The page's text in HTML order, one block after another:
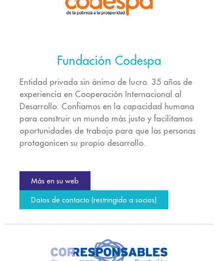
Fundación Codespa
Entidad privada sin ánimo de lucro. 35 años de
experiencia en Cooperación Internacional al
Desarrollo. Confiamos en la capacidad humana
para construir un mundo más justo y facilitamos
oportunidades de trabajo para que las personas
protagonicen su propio desarrollo.
Más en su web
Datos de contacto (restringido a socios)